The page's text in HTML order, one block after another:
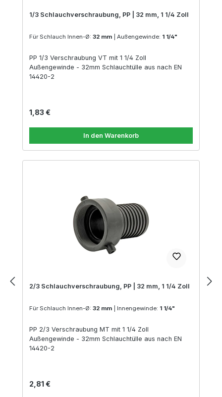
1/3 Schlauchverschraubung, PP | 32 mm, 1 1/4 Zoll
Für Schlauch Innen-Ø: 32 mm Außengewinde: 1 1/4"
PP 1/3 Verschraubung VT mit 1 1/4 Zoll
Außengewinde - 32mm Schlauchtülle aus nach EN
14420-2
Regulärer Preis:
1,83 €
In den Warenkorb
2/3 Schlauchverschraubung, PP | 32 mm, 1 1/4 Zoll
Für Schlauch Innen-Ø: 32 mm Innengewinde: 1 1/4"
PP 2/3 Verschraubung MT mit 1 1/4 Zoll
Außengewinde - 32mm Schlauchtülle aus nach EN
14420-2
Regulärer Preis:
2,81 €